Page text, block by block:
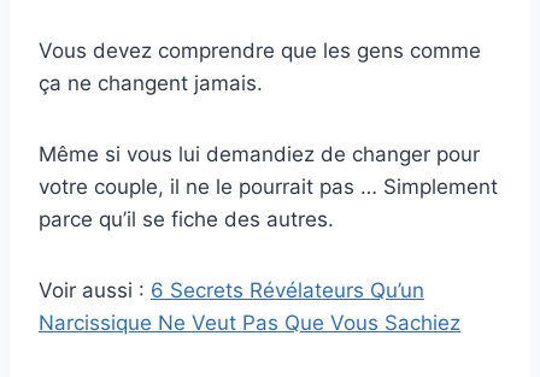
Vous devez comprendre que les gens comme
ça ne changent jamais.
Même si vous lui demandiez de changer pour
votre couple, il ne le pourrait pas … Simplement
parce qu’il se fiche des autres.
Voir aussi : 6 Secrets Révélateurs Qu’un
Narcissique Ne Veut Pas Que Vous Sachiez